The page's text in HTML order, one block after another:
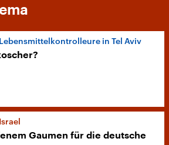
Lebensmittelkontrolleure in Tel Aviv
Israel
Gaumen für die deutsche